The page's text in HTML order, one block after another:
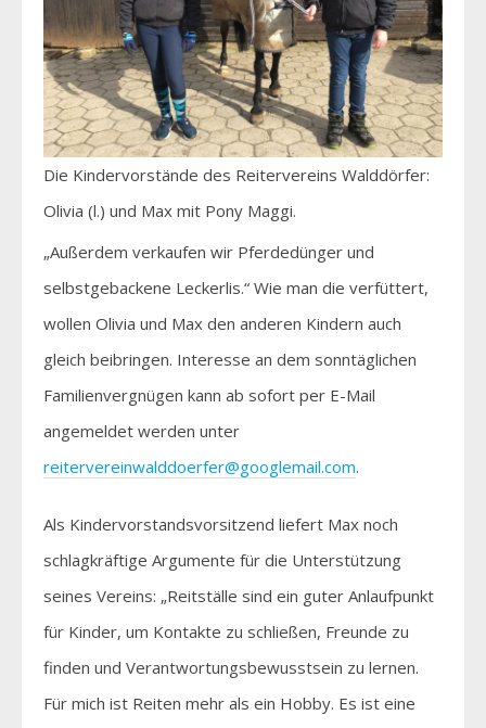
Die Kindervorstände des Reitervereins Walddörfer:
Olivia (l.) und Max mit Pony Maggi.
„Außerdem verkaufen wir Pferdedünger und
selbstgebackene Leckerlis.“ Wie man die verfüttert,
wollen Olivia und Max den anderen Kindern auch
gleich beibringen. Interesse an dem sonntäglichen
Familienvergnügen kann ab sofort per E-Mail
angemeldet werden unter
reitervereinwalddoerfer@googlemail.com.
Als Kindervorstandsvorsitzend liefert Max noch
schlagkräftige Argumente für die Unterstützung
seines Vereins: „Reitställe sind ein guter Anlaufpunkt
für Kinder, um Kontakte zu schließen, Freunde zu
finden und Verantwortungsbewusstsein zu lernen.
Für mich ist Reiten mehr als ein Hobby. Es ist eine